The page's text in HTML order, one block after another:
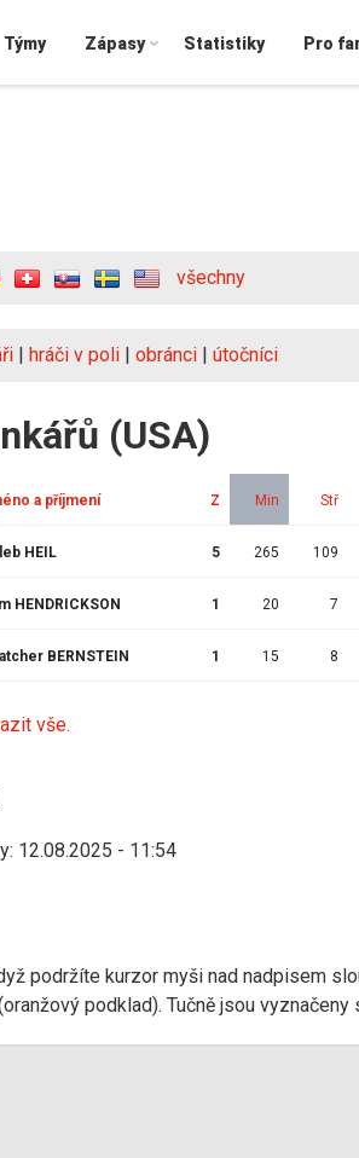
Týmy Zápasy Statistiky Pro
všechny
| hráči v poli | obránci | útočníci
(USA)
a příjmení Z Min Stř
HEIL 5 265 109
HENDRICKSON 1 20 7
BERNSTEIN 1 15 8
vše.
12.08.2025 - 11:54
podržíte kurzor myši nad nadpisem
podklad). Tučně jsou